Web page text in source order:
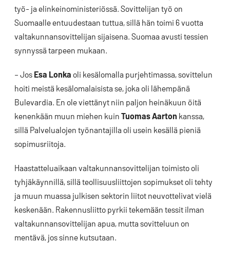
työ- ja elinkeinoministeriössä. Sovittelijan työ on
Suomaalle entuudestaan tuttua, sillä hän toimi 6 vuotta
valtakunnansovittelijan sijaisena. Suomaa avusti tessien
synnyssä tarpeen mukaan.
– Jos Esa Lonka oli kesälomalla purjehtimassa, sovittelun
hoiti meistä kesälomalaisista se, joka oli lähempänä
Bulevardia. En ole viettänyt niin paljon heinäkuun öitä
kenenkään muun miehen kuin Tuomas Aarton kanssa,
sillä Palvelualojen työnantajilla oli usein kesällä pieniä
sopimusriitoja.
Haastatteluaikaan valtakunnansovittelijan toimisto oli
tyhjäkäynnillä, sillä teollisuusliittojen sopimukset oli tehty
ja muun muassa julkisen sektorin liitot neuvottelivat vielä
keskenään. Rakennusliitto pyrkii tekemään tessit ilman
valtakunnansovittelijan apua, mutta sovitteluun on
mentävä, jos sinne kutsutaan.